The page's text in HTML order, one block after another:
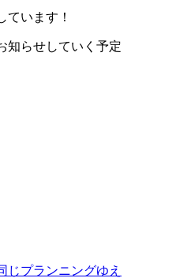
ています！
知らせしていく予定
じプランニングゆえ